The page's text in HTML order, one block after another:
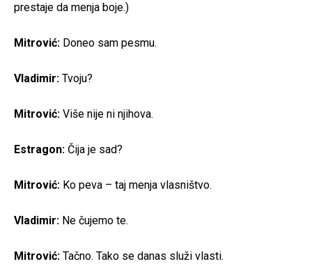
prestaje da menja boje.)
Mitrović: Doneo sam pesmu.
Vladimir: Tvoju?
Mitrović: Više nije ni njihova.
Estragon: Čija je sad?
Mitrović: Ko peva – taj menja vlasništvo.
Vladimir: Ne čujemo te.
Mitrović: Tačno. Tako se danas služi vlasti.